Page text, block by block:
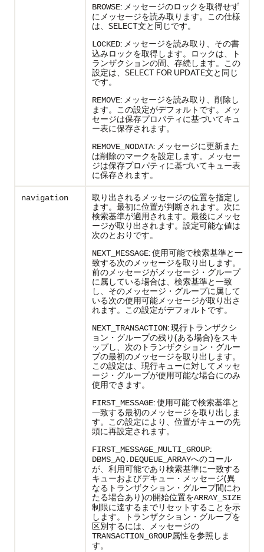
BROWSE: メッセージのロックを取得せず
にメッセージを読み取ります。この仕様
は、SELECT文と同じです。
LOCKED: メッセージを読み取り、その書
込みロックを取得します。ロックは、ト
ランザクションの間、存続します。この
設定は、SELECT FOR UPDATE文と同じ
です。
REMOVE: メッセージを読み取り、削除し
ます。この設定がデフォルトです。メッ
セージは保存プロパティに基づいてキュ
ー表に保存されます。
REMOVE_NODATA: メッセージに更新また
は削除のマークを設定します。メッセー
ジは保存プロパティに基づいてキュー表
に保存されます。
navigation
取り出されるメッセージの位置を指定し
ます。最初に位置が判断されます。次に
検索基準が適用されます。最後にメッセ
ージが取り出されます。設定可能な値は
次のとおりです。
NEXT_MESSAGE: 使用可能で検索基準と一
致する次のメッセージを取り出します。
前のメッセージがメッセージ・グループ
に属している場合は、検索基準と一致
し、そのメッセージ・グループに属して
いる次の使用可能メッセージが取り出さ
れます。この設定がデフォルトです。
NEXT_TRANSACTION: 現行トランザクシ
ョン・グループの残り(ある場合)をスキ
ップし、次のトランザクション・グルー
プの最初のメッセージを取り出します。
この設定は、現行キューに対してメッセ
ージ・グループが使用可能な場合にのみ
使用できます。
FIRST_MESSAGE: 使用可能で検索基準と
一致する最初のメッセージを取り出しま
す。この設定により、位置がキューの先
頭に再設定されます。
FIRST_MESSAGE_MULTI_GROUP:
DBMS_AQ.DEQUEUE_ARRAYへのコール
が、利用可能であり検索基準に一致する
キューおよびデキュー・メッセージ(異
なるトランザクション・グループ間にわ
たる場合あり)の開始位置をARRAY_SIZE
制限に達するまでリセットすることを示
します。トランザクション・グループを
区別するには、メッセージの
TRANSACTION_GROUP属性を参照しま
す。